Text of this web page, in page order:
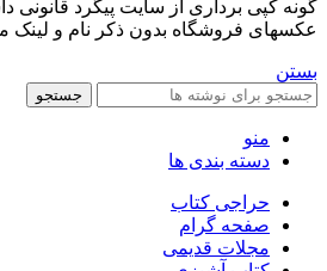
گونه کپی برداری از سایت پیگرد قانونی
عکسهای فروشگاه بدون ذکر نام و لینک
بستن
جستجو
منو
دسته بندی ها
حراجی کتاب
صفحه گرام
مجلات قدیمی